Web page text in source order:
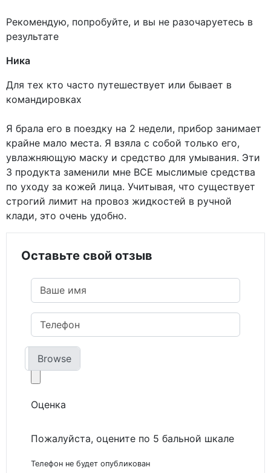
Рекомендую, попробуйте, и вы не разочаруетесь в
результате
Ника
Для тех кто часто путешествует или бывает в
командировках
Я брала его в поездку на 2 недели, прибор занимает
крайне мало места. Я взяла с собой только его,
увлажняющую маску и средство для умывания. Эти
3 продукта заменили мне ВСЕ мыслимые средства
по уходу за кожей лица. Учитывая, что существует
строгий лимит на провоз жидкостей в ручной
клади, это очень удобно.
Оставьте свой отзыв
Фото
Оценка
Пожалуйста, оцените по 5 бальной шкале
Телефон не будет опубликован